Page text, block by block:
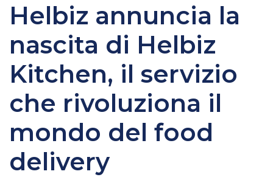
Helbiz annuncia la
nascita di Helbiz
Kitchen, il servizio
che rivoluziona il
mondo del food
delivery